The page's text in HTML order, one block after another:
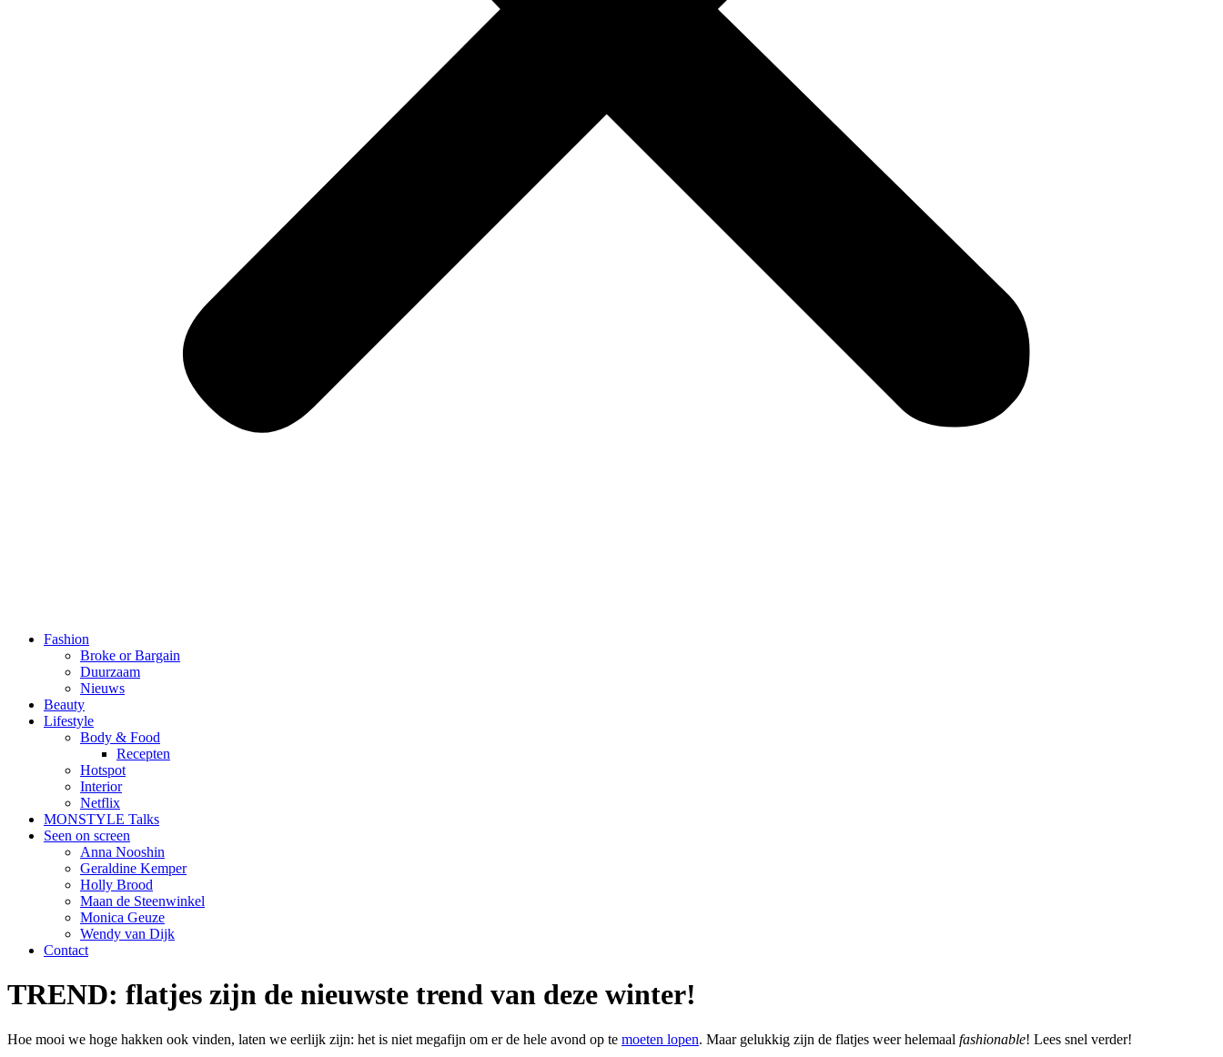
Fashion
Broke or Bargain
Duurzaam
Nieuws
Beauty
Lifestyle
Body & Food
Recepten
Hotspot
Interior
Netflix
MONSTYLE Talks
Seen on screen
Anna Nooshin
Geraldine Kemper
Holly Brood
Maan de Steenwinkel
Monica Geuze
Wendy van Dijk
Contact
TREND: flatjes zijn de nieuwste trend van deze winter!
Hoe mooi we hoge hakken ook vinden, laten we eerlijk zijn: het is niet megafijn om er de hele avond op te moeten lopen. Maar gelukkig zijn de flatjes weer helemaal fashionable! Lees snel verder!